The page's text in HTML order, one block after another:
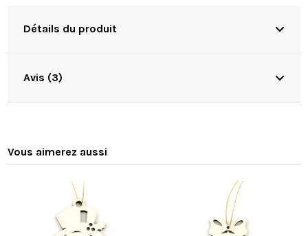
Détails du produit
Avis (3)
Vous aimerez aussi